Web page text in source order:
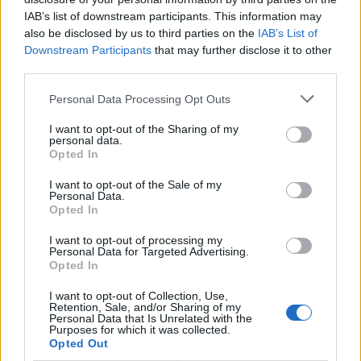
IAB’s list of downstream participants. This information may
also be disclosed by us to third parties on the IAB’s List of
Downstream Participants that may further disclose it to other
Personal Data Processing Opt Outs
I want to opt-out of the Sharing of my
personal data.
Opted In
I want to opt-out of the Sale of my
Personal Data.
Opted In
I want to opt-out of processing my
Personal Data for Targeted Advertising.
Opted In
I want to opt-out of Collection, Use,
Retention, Sale, and/or Sharing of my
Personal Data that Is Unrelated with the
Purposes for which it was collected.
Opted Out
Αρκαδία: Υπεγράφη η σύμβαση για την
αποκατάσταση των τοιχογραφιών της Μονής
Επάνω Χρέπας